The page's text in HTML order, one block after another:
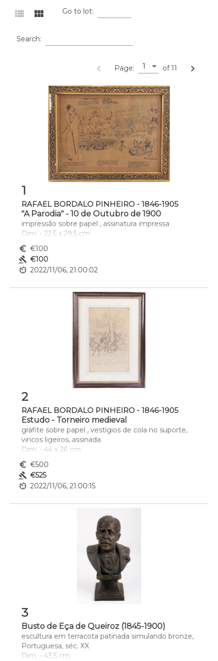
view_list view_module Go to lot:
Search:
navigate_before Page: 1 of 11 navigate_next
1
RAFAEL BORDALO PINHEIRO - 1846-1905
"A Parodia" - 10 de Outubro de 1900
impressão sobre papel , assinatura impressa
Dim. - 22,5 x 29,5 cm
euro_symbol €100
gavel €100
av_timer 2022/11/06, 21:00:02
2
RAFAEL BORDALO PINHEIRO - 1846-1905
Estudo - Torneiro medieval
grafite sobre papel , vestígios de cola no suporte,
vincos ligeiros, assinada
Dim. - 44 x 26 cm
euro_symbol €500
gavel €525
av_timer 2022/11/06, 21:00:15
3
Busto de Eça de Queiroz (1845-1900)
escultura em terracota patinada simulando bronze,
Portuguesa, séc. XX
Dim. - 43,5 cm